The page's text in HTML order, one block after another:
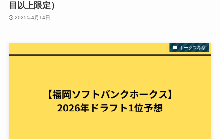
目以上限定）
2025年4月14日
ホークス考察